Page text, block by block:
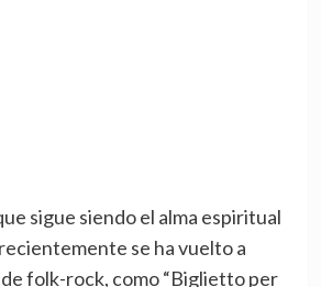
sigue siendo el alma espiritual
se ha vuelto a
folk-rock, como “Biglietto per